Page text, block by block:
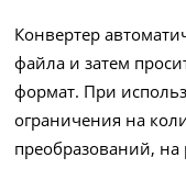
Конвертер
файла и затем
формат. При
ограничения на
преобразований, на